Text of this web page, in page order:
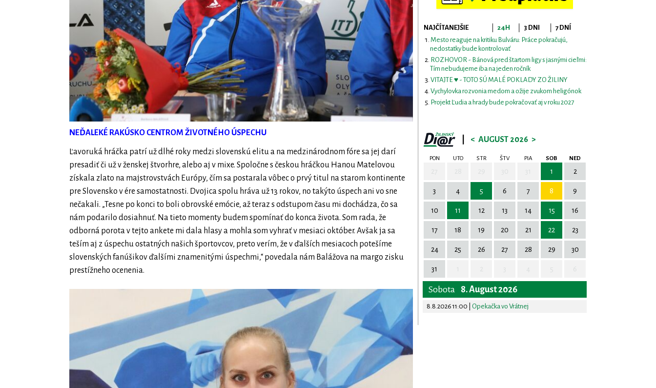
NEĎALEKÉ RAKÚSKO CENTROM ŽIVOTNÉHO ÚSPECHU
Ľavoruká hráčka patrí už dlhé roky medzi slovenskú elitu a na medzinárodnom fóre sa jej darí
presadiť či už v ženskej štvorhre, alebo aj v mixe. Spoločne s českou hráčkou Hanou Matelovou
získala zlato na majstrovstvách Európy, čím sa postarala vôbec o prvý titul na starom kontinente
pre Slovensko v ére samostatnosti. Dvojica spolu hráva už 13 rokov, no takýto úspech ani vo sne
nečakali. „Tesne po konci to boli obrovské emócie, až teraz s odstupom času mi dochádza, čo sa
nám podarilo dosiahnuť. Na tieto momenty budem spomínať do konca života. Som rada, že
odborná porota v tejto ankete mi dala hlasy a mohla som vyhrať v mesiaci október. Avšak ja sa
teším aj z úspechu ostatných našich športovcov, preto verím, že v ďalších mesiacoch potešíme
slovenských fanúšikov ďalšími znamenitými úspechmi,“ povedala nám Balážova na margo zisku
prestížneho ocenenia.
NAJČÍTANEJŠIE 24H 3 DNI
7 DNÍ
Mesto reaguje na kritiku Bulváru: Práce pokračujú,
nedostatky bude kontrolovať
ROZHOVOR - Bánová pred štartom ligy s jasnými cieľmi:
Tím nebudujeme iba na jeden ročník
VITAJTE ♥ - TOTO SÚ MALÉ POKLADY ZO ŽILINY
Vychylovka rozvonia medom a ožije zvukom heligónok
Projekt Ľudia a hrady bude pokračovať aj v roku 2027
< AUGUST 2026 >
PON UTO STR ŠTV PIA SOB NED
1 2
3 4 5 6 7 8 9
10 11 12 13 14 15 16
17 18 19 20 21 22 23
24 25 26 27 28 29 30
31
Sobota 8. August 2026
8.8.2026 11:00 Opekačka vo Vrátnej